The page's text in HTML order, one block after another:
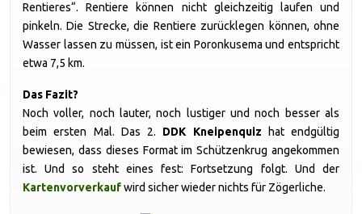
Rentieres“. Rentiere können nicht gleichzeitig laufen und
pinkeln. Die Strecke, die Rentiere zurücklegen können, ohne
Wasser lassen zu müssen, ist ein Poronkusema und entspricht
etwa 7,5 km.
Das Fazit?
Noch voller, noch lauter, noch lustiger und noch besser als
beim ersten Mal. Das 2. DDK Kneipenquiz hat endgültig
bewiesen, dass dieses Format im Schützenkrug angekommen
ist. Und so steht eines fest: Fortsetzung folgt. Und der
Kartenvorverkaufwird sicher wieder nichts für Zögerliche.